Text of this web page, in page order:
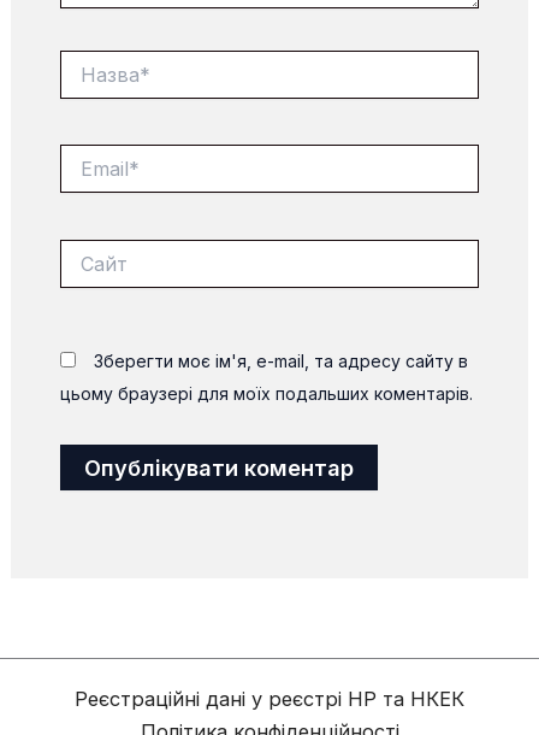
Зберегти моє ім'я, e-mail, та адресу сайту в
цьому браузері для моїх подальших коментарів.
Реєстраційні дані у реєстрі НР та НКЕК